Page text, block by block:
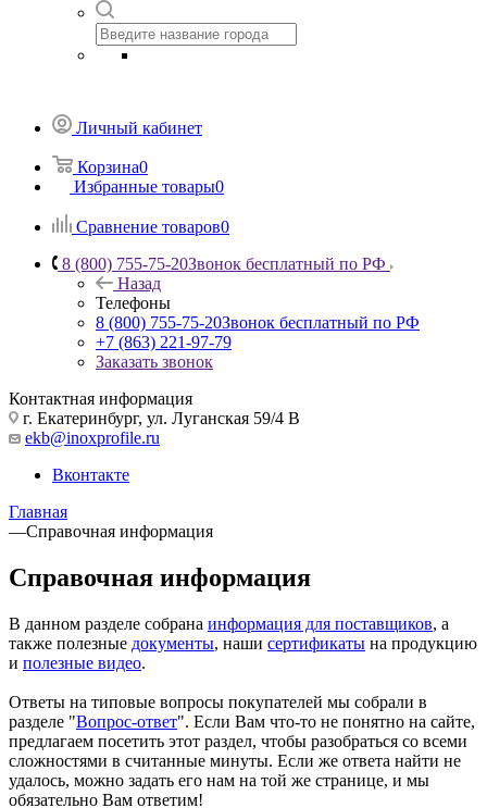
Личный кабинет
Корзина0
Избранные товары0
Сравнение товаров0
8 (800) 755-75-20Звонок бесплатный по РФ
Назад
Телефоны
8 (800) 755-75-20Звонок бесплатный по РФ
+7 (863) 221-97-79
Заказать звонок
Контактная информация
г. Екатеринбург, ул. Луганская 59/4 В
ekb@inoxprofile.ru
Вконтакте
Главная
—Справочная информация
Справочная информация
В данном разделе собрана информация для поставщиков, а
также полезные документы, наши сертификаты на продукцию
и полезные видео.
Ответы на типовые вопросы покупателей мы собрали в
разделе "Вопрос-ответ". Если Вам что-то не понятно на сайте,
предлагаем посетить этот раздел, чтобы разобраться со всеми
сложностями в считанные минуты. Если же ответа найти не
удалось, можно задать его нам на той же странице, и мы
обязательно Вам ответим!